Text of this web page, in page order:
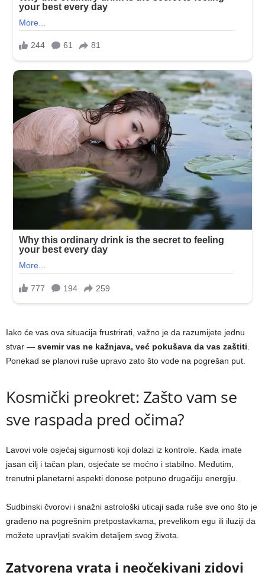
Iako će vas ova situacija frustrirati, važno je da razumijete jednu
stvar — svemir vas ne kažnjava, već pokušava da vas zaštiti
Ponekad se planovi ruše upravo zato što vode na pogrešan put.
Kosmički preokret: Zašto vam se
sve raspada pred očima?
Lavovi vole osjećaj sigurnosti koji dolazi iz kontrole. Kada imate
jasan cilj i tačan plan, osjećate se moćno i stabilno. Međutim,
trenutni planetarni aspekti donose potpuno drugačiju energiju.
Sudbinski čvorovi i snažni astrološki uticaji sada ruše sve ono što je
građeno na pogrešnim pretpostavkama, prevelikom egu ili iluziji da
možete upravljati svakim detaljem svog života.
Zatvorena vrata i neočekivani zidovi